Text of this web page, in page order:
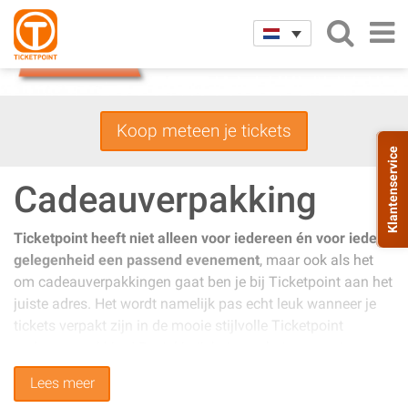
Koop meteen je tickets
Cadeauverpakking
Ticketpoint heeft niet alleen voor iedereen én voor iedere
gelegenheid een passend evenement, maar ook als het
om cadeauverpakkingen gaat ben je bij Ticketpoint aan het
juiste adres. Het wordt namelijk pas echt leuk wanneer je
tickets verpakt zijn in de mooie stijlvolle Ticketpoint
evenement en geef met de Ticketpoint cadeauverpakking
méér dan een cadeau..! De Ticketpoint cadeauverpakking
Lees meer
Klantenservice